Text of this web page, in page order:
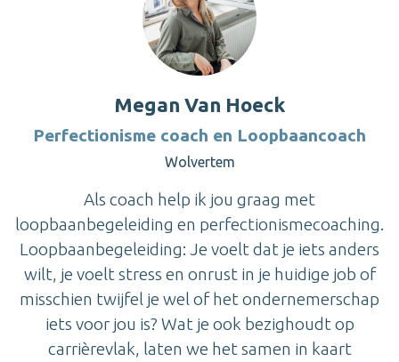
Megan Van Hoeck
Perfectionisme coach en Loopbaancoach
Wolvertem
Als coach help ik jou graag met
loopbaanbegeleiding en perfectionismecoaching.
Loopbaanbegeleiding: Je voelt dat je iets anders
wilt, je voelt stress en onrust in je huidige job of
misschien twijfel je wel of het ondernemerschap
iets voor jou is? Wat je ook bezighoudt op
carrièrevlak, laten we het samen in kaart